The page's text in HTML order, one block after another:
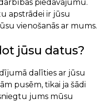
piedāvājumu.
apstrādei ir jūsu
vienošanās ar mums.
jūsu datus?
dalīties ar jūsu
pusēm, tikai ja šādi
jums mūsu